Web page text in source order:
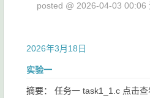
posted @ 2026-04-03 00:06
2026年3月18日
实验一
摘要： 任务一 task1_1.c 点击